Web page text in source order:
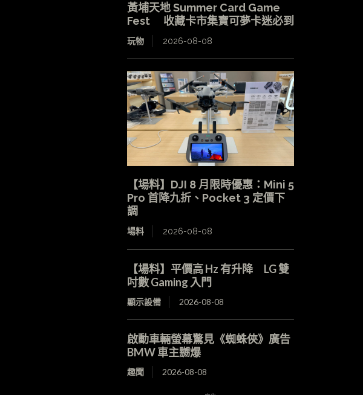
黃埔天地 Summer Card Game
Fest 收藏卡市集寶可夢卡迷必到
玩物 2026-08-08
【場料】DJI 8 月限時優惠：Mini 5
Pro 首降九折、Pocket 3 定價下
調
場料 2026-08-08
【場料】平價高 Hz 有升降 LG 雙
吋數 Gaming 入門
顯示設備 2026-08-08
啟動車輛螢幕驚見《蜘蛛俠》廣告
BMW 車主嬲爆
趣聞 2026-08-08